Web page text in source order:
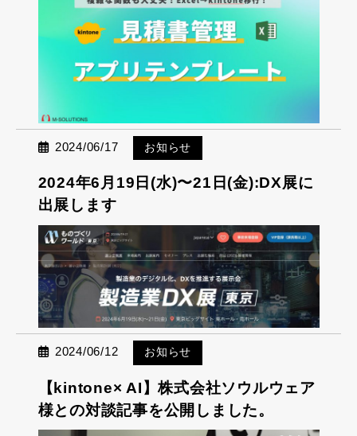
2024/06/17 お知らせ
2024年6月19日(水)〜21日(金):DX展に
出展します
2024/06/12 お知らせ
【kintone× AI】株式会社ソウルウェア
様との対談記事を公開しました。